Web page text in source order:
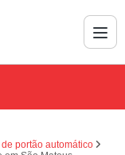
portão automático